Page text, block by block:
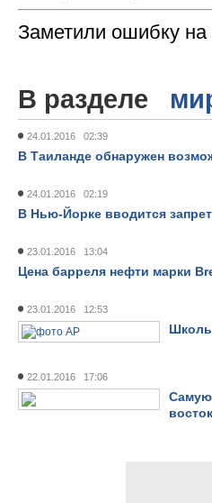
Заметили ошибку
В разделе
24.01.2016 02:39
В Таиланде обнаружен
24.01.2016 02:19
В Нью-Йорке вводится
23.01.2016 13:04
Цена барреля нефти марки
23.01.2016 12:53
22.01.2016 17:06
Самую